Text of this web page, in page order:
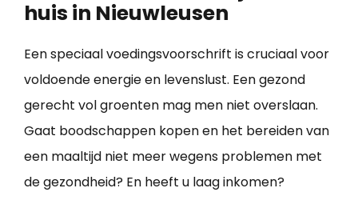
huis in Nieuwleusen
Een speciaal voedingsvoorschrift is cruciaal voor
voldoende energie en levenslust. Een gezond
gerecht vol groenten mag men niet overslaan.
Gaat boodschappen kopen en het bereiden van
een maaltijd niet meer wegens problemen met
de gezondheid? En heeft u laag inkomen?